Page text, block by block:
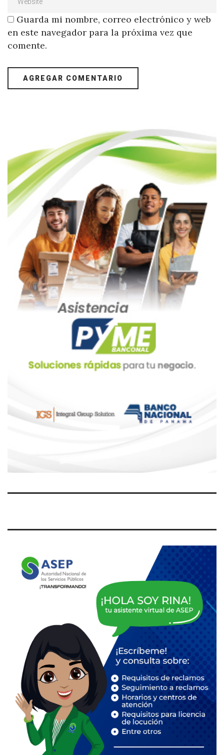
Guarda mi nombre, correo electrónico y web
en este navegador para la próxima vez que
comente.